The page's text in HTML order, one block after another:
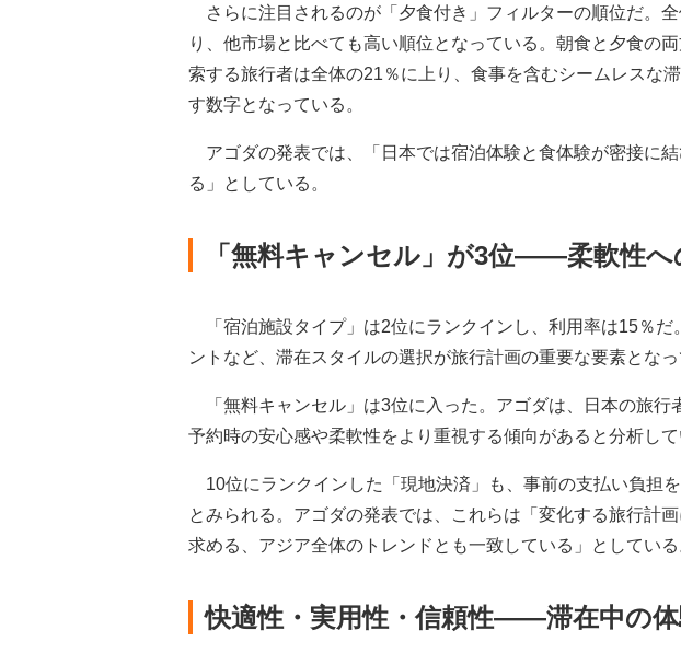
さらに注目されるのが「夕食付き」フィルターの順位だ。
り、他市場と比べても高い順位となっている。朝食と夕食の
索する旅行者は全体の21％に上り、食事を含むシームレスな
す数字となっている。
アゴダの発表では、「日本では宿泊体験と食体験が密接に結
る」としている。
「無料キャンセル」が3位——柔軟性
「宿泊施設タイプ」は2位にランクインし、利用率は15％だ
ントなど、滞在スタイルの選択が旅行計画の重要な要素となっ
「無料キャンセル」は3位に入った。アゴダは、日本の旅行
予約時の安心感や柔軟性をより重視する傾向があると分析して
10位にランクインした「現地決済」も、事前の支払い負担
とみられる。アゴダの発表では、これらは「変化する旅行計
求める、アジア全体のトレンドとも一致している」としている
快適性・実用性・信頼性——滞在中の